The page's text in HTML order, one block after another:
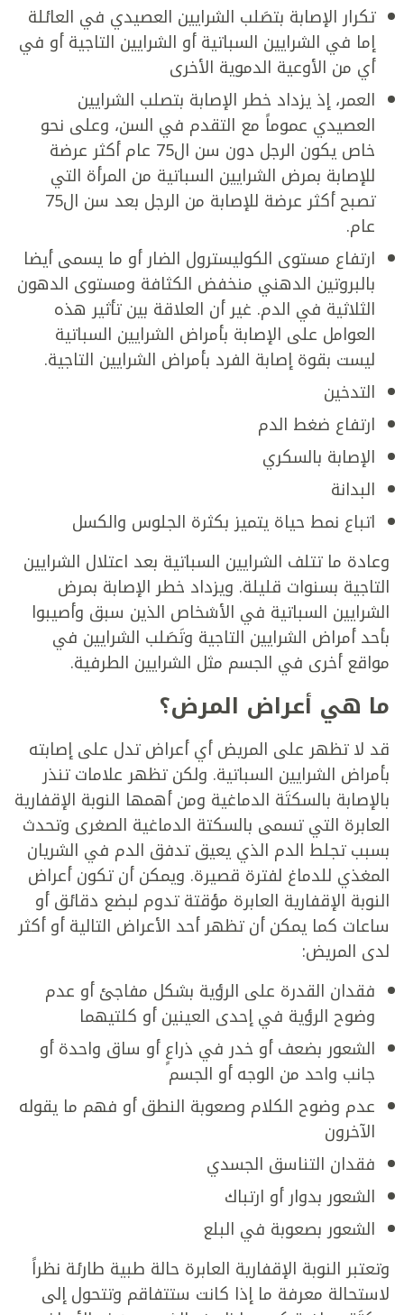
تكرار الإصابة بتصَلب الشرايين العصيدي في العائلة
إما في الشرايين السباتية أو الشرايين التاجية أو في
أي من الأوعية الدموية الأخرى
العمر، إذ يزداد خطر الإصابة بتصلب الشرايين
العصيدي عموماً مع التقدم في السن، وعلى نحو
خاص يكون الرجل دون سن ال75 عام أكثر عرضة
للإصابة بمرض الشرايين السباتية من المرأة التي
تصبح أكثر عرضة للإصابة من الرجل بعد سن ال75
عام.
ارتفاع مستوى الكوليسترول الضار أو ما يسمى أيضا
بالبروتين الدهني منخفض الكثافة ومستوى الدهون
الثلاثية في الدم. غير أن العلاقة بين تأثير هذه
العوامل على الإصابة بأمراض الشرايين السباتية
ليست بقوة إصابة الفرد بأمراض الشرايين التاجية.
التدخين
ارتفاع ضغط الدم
الإصابة بالسكري
البدانة
اتباع نمط حياة يتميز بكثرة الجلوس والكسل
وعادة ما تتلف الشرايين السباتية بعد اعتلال الشرايين
التاجية بسنوات قليلة. ويزداد خطر الإصابة بمرض
الشرايين السباتية في الأشخاص الذين سبق وأصيبوا
بأحد أمراض الشرايين التاجية وتَصَلب الشرايين في
مواقع أخرى في الجسم مثل الشرايين الطرفية.
ما هي أعراض المرض؟
قد لا تظهر على المريض أي أعراض تدل على إصابته
بأمراض الشرايين السباتية. ولكن تظهر علامات تنذر
بالإصابة بالسكتَة الدماغية ومن أهمها النوبة الإقفارية
العابرة التي تسمى بالسكتة الدماغية الصغرى وتحدث
بسبب تجلط الدم الذي يعيق تدفق الدم في الشريان
المغذي للدماغ لفترة قصيرة. ويمكن أن تكون أعراض
النوبة الإقفارية العابرة مؤقتة تدوم لبضع دقائق أو
ساعات كما يمكن أن تظهر أحد الأعراض التالية أو أكثر
لدى المريض:
فقدان القدرة على الرؤية بشكل مفاجئ أو عدم
وضوح الرؤية في إحدى العينين أو كلتيهما
الشعور بضعف أو خدر في ذراعٍ أو ساق واحدة أو
جانب واحد من الوجه أو الجسم
عدم وضوح الكلام وصعوبة النطق أو فهم ما يقوله
الآخرون
فقدان التناسق الجسدي
الشعور بدوار أو ارتباك
الشعور بصعوبة في البلع
وتعتبر النوبة الإقفارية العابرة حالة طبية طارئة نظراً
لاستحالة معرفة ما إذا كانت ستتفاقم وتتحول إلى